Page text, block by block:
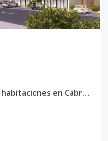
Apartamentos de 1, 2 y 3 habitaciones en Cabrera Maria Trinidad Sanchez